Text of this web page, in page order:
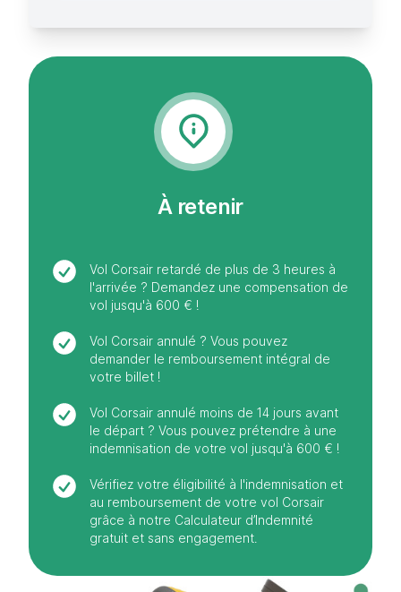
À retenir
Vol Corsair retardé de plus de 3 heures à
l'arrivée ? Demandez une compensation de
vol jusqu'à 600 € !
Vol Corsair annulé ? Vous pouvez
demander le remboursement intégral de
votre billet !
Vol Corsair annulé moins de 14 jours avant
le départ ? Vous pouvez prétendre à une
indemnisation de votre vol jusqu'à 600 € !
Vérifiez votre éligibilité à l'indemnisation et
au remboursement de votre vol Corsair
grâce à notre Calculateur d’Indemnité
gratuit et sans engagement.